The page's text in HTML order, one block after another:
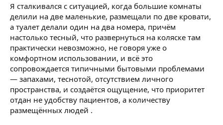
Я сталкивался с ситуацией, когда большие комнаты
делили на две маленькие, размещали по две кровати,
а туалет делали один на два номера, причём
настолько тесный, что развернуться на коляске там
практически невозможно, не говоря уже о
комфортном использовании, и всё это
сопровождается типичными бытовыми проблемами
— запахами, теснотой, отсутствием личного
пространства, и создаётся ощущение, что приоритет
отдан не удобству пациентов, а количеству
размещённых людей .